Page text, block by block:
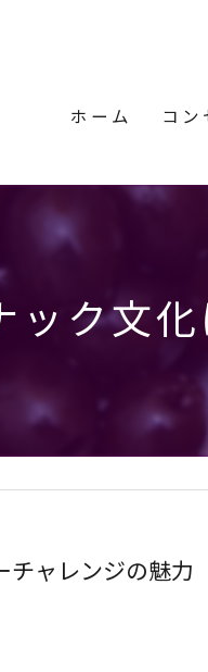
ホーム コン
ック文
チャレンジの魅力